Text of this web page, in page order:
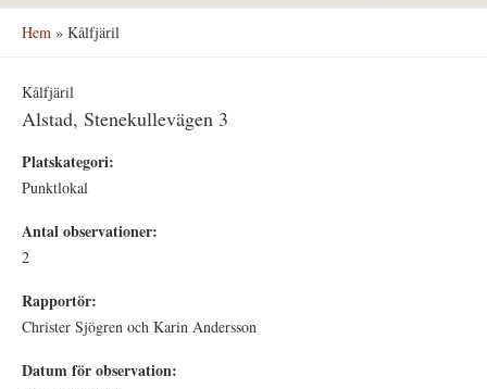
Hem » Kålfjäril
Kålfjäril
Alstad, Stenekullevägen 3
Platskategori:
Punktlokal
Antal observationer:
2
Rapportör:
Christer Sjögren och Karin Andersson
Datum för observation: